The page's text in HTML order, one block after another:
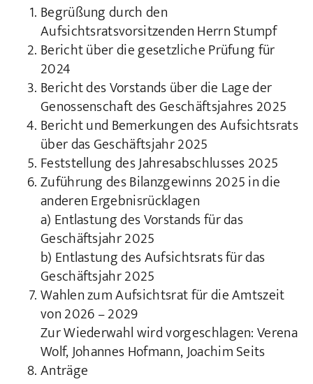
Begrüßung durch den
Aufsichtsratsvorsitzenden Herrn Stumpf
Bericht über die gesetzliche Prüfung für
2024
Bericht des Vorstands über die Lage der
Genossenschaft des Geschäftsjahres 2025
Bericht und Bemerkungen des Aufsichtsrats
über das Geschäftsjahr 2025
Feststellung des Jahresabschlusses 2025
Zuführung des Bilanzgewinns 2025 in die
anderen Ergebnisrücklagen
a) Entlastung des Vorstands für das
Geschäftsjahr 2025
b) Entlastung des Aufsichtsrats für das
Geschäftsjahr 2025
Wahlen zum Aufsichtsrat für die Amtszeit
von 2026 – 2029
Zur Wiederwahl wird vorgeschlagen: Verena
Wolf, Johannes Hofmann, Joachim Seits
Anträge